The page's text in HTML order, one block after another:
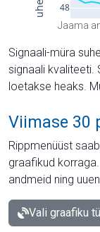
Jaama
Signaali-müra
signaali kvaliteeti.
loetakse heaks.
Viimase 30
Rippmenüüst
graafikud
andmeid ning
Vali graafiku